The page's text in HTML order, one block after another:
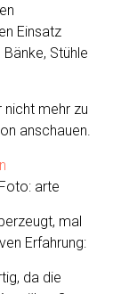
Einsatz
Stühle
mehr zu
anschauen.
arte
mal
Erfahrung:
da die